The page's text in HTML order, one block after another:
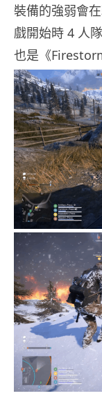
裝備的強弱會
戲開始時 4 人
也是《